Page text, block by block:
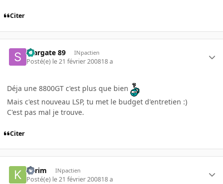
Citer
Stargate 89 INpactien
Posté(e) le 21 février 200818 a
Déja une 8800GT c'est plus que bien
Mais c'est nouveau LSP, tu met le budget d'entretien :)
C'est pas mal je trouve.
Citer
kilrim INpactien
Posté(e) le 21 février 200818 a